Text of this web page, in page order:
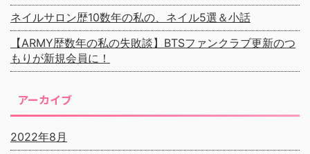
ネイルサロン歴10数年の私の、ネイル5選＆小話
【ARMY歴数年の私の失敗談】BTSファンクラブ更新のつ
もりが新規会員に！
アーカイブ
2022年8月